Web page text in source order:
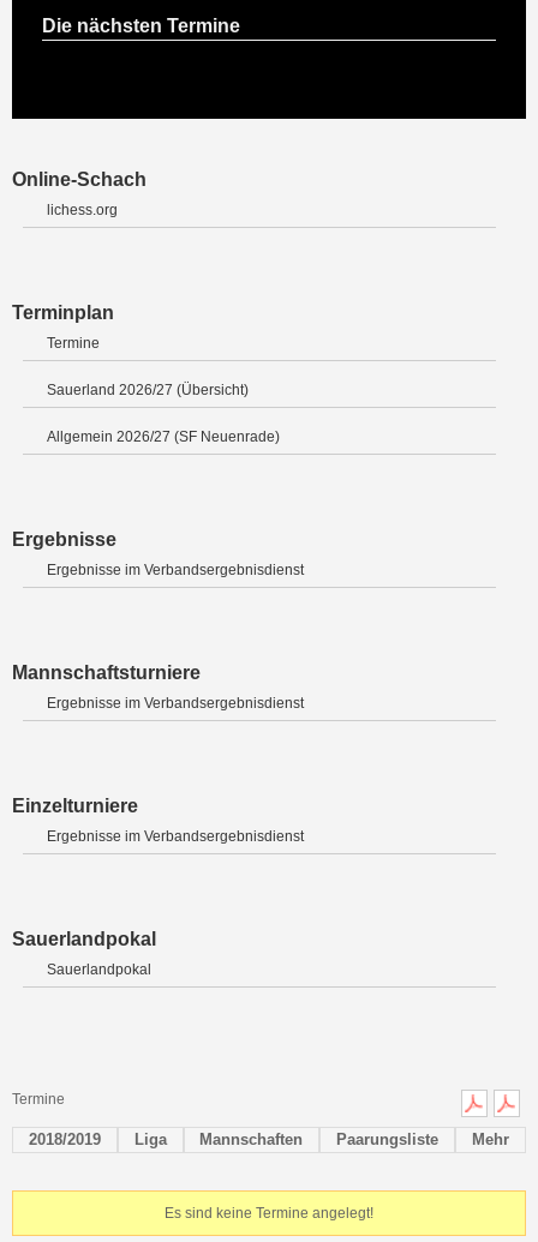
Die nächsten Termine
Online-Schach
lichess.org
Terminplan
Termine
Sauerland 2026/27 (Übersicht)
Allgemein 2026/27 (SF Neuenrade)
Ergebnisse
Ergebnisse im Verbandsergebnisdienst
Mannschaftsturniere
Ergebnisse im Verbandsergebnisdienst
Einzelturniere
Ergebnisse im Verbandsergebnisdienst
Sauerlandpokal
Sauerlandpokal
Termine
2018/2019 Liga Mannschaften Paarungsliste Mehr
Es sind keine Termine angelegt!